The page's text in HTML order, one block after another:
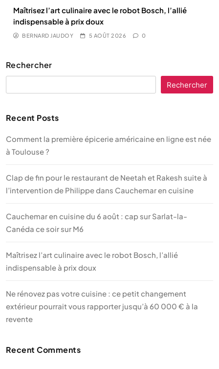
Maîtrisez l’art culinaire avec le robot Bosch, l’allié
indispensable à prix doux
BERNARD JAUDOY 5 AOÛT 2026 0
Rechercher
Rechercher
Recent Posts
Comment la première épicerie américaine en ligne est née
à Toulouse ?
Clap de fin pour le restaurant de Neetah et Rakesh suite à
l’intervention de Philippe dans Cauchemar en cuisine
Cauchemar en cuisine du 6 août : cap sur Sarlat-la-
Canéda ce soir sur M6
Maîtrisez l’art culinaire avec le robot Bosch, l’allié
indispensable à prix doux
Ne rénovez pas votre cuisine : ce petit changement
extérieur pourrait vous rapporter jusqu’à 60 000 € à la
revente
Recent Comments